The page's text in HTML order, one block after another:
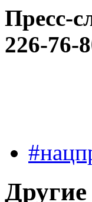
Пресс-
226-76-
Другие